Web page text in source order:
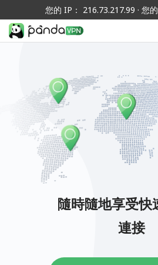
您的 IP： 216.73.217.99 · 您
隨時隨地享受快
連接